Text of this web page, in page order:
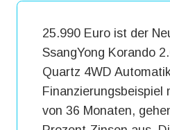
25.990 Euro ist der
SsangYong Korando
Quartz 4WD
Finanzierungsbeispiel
von 36 Monaten,